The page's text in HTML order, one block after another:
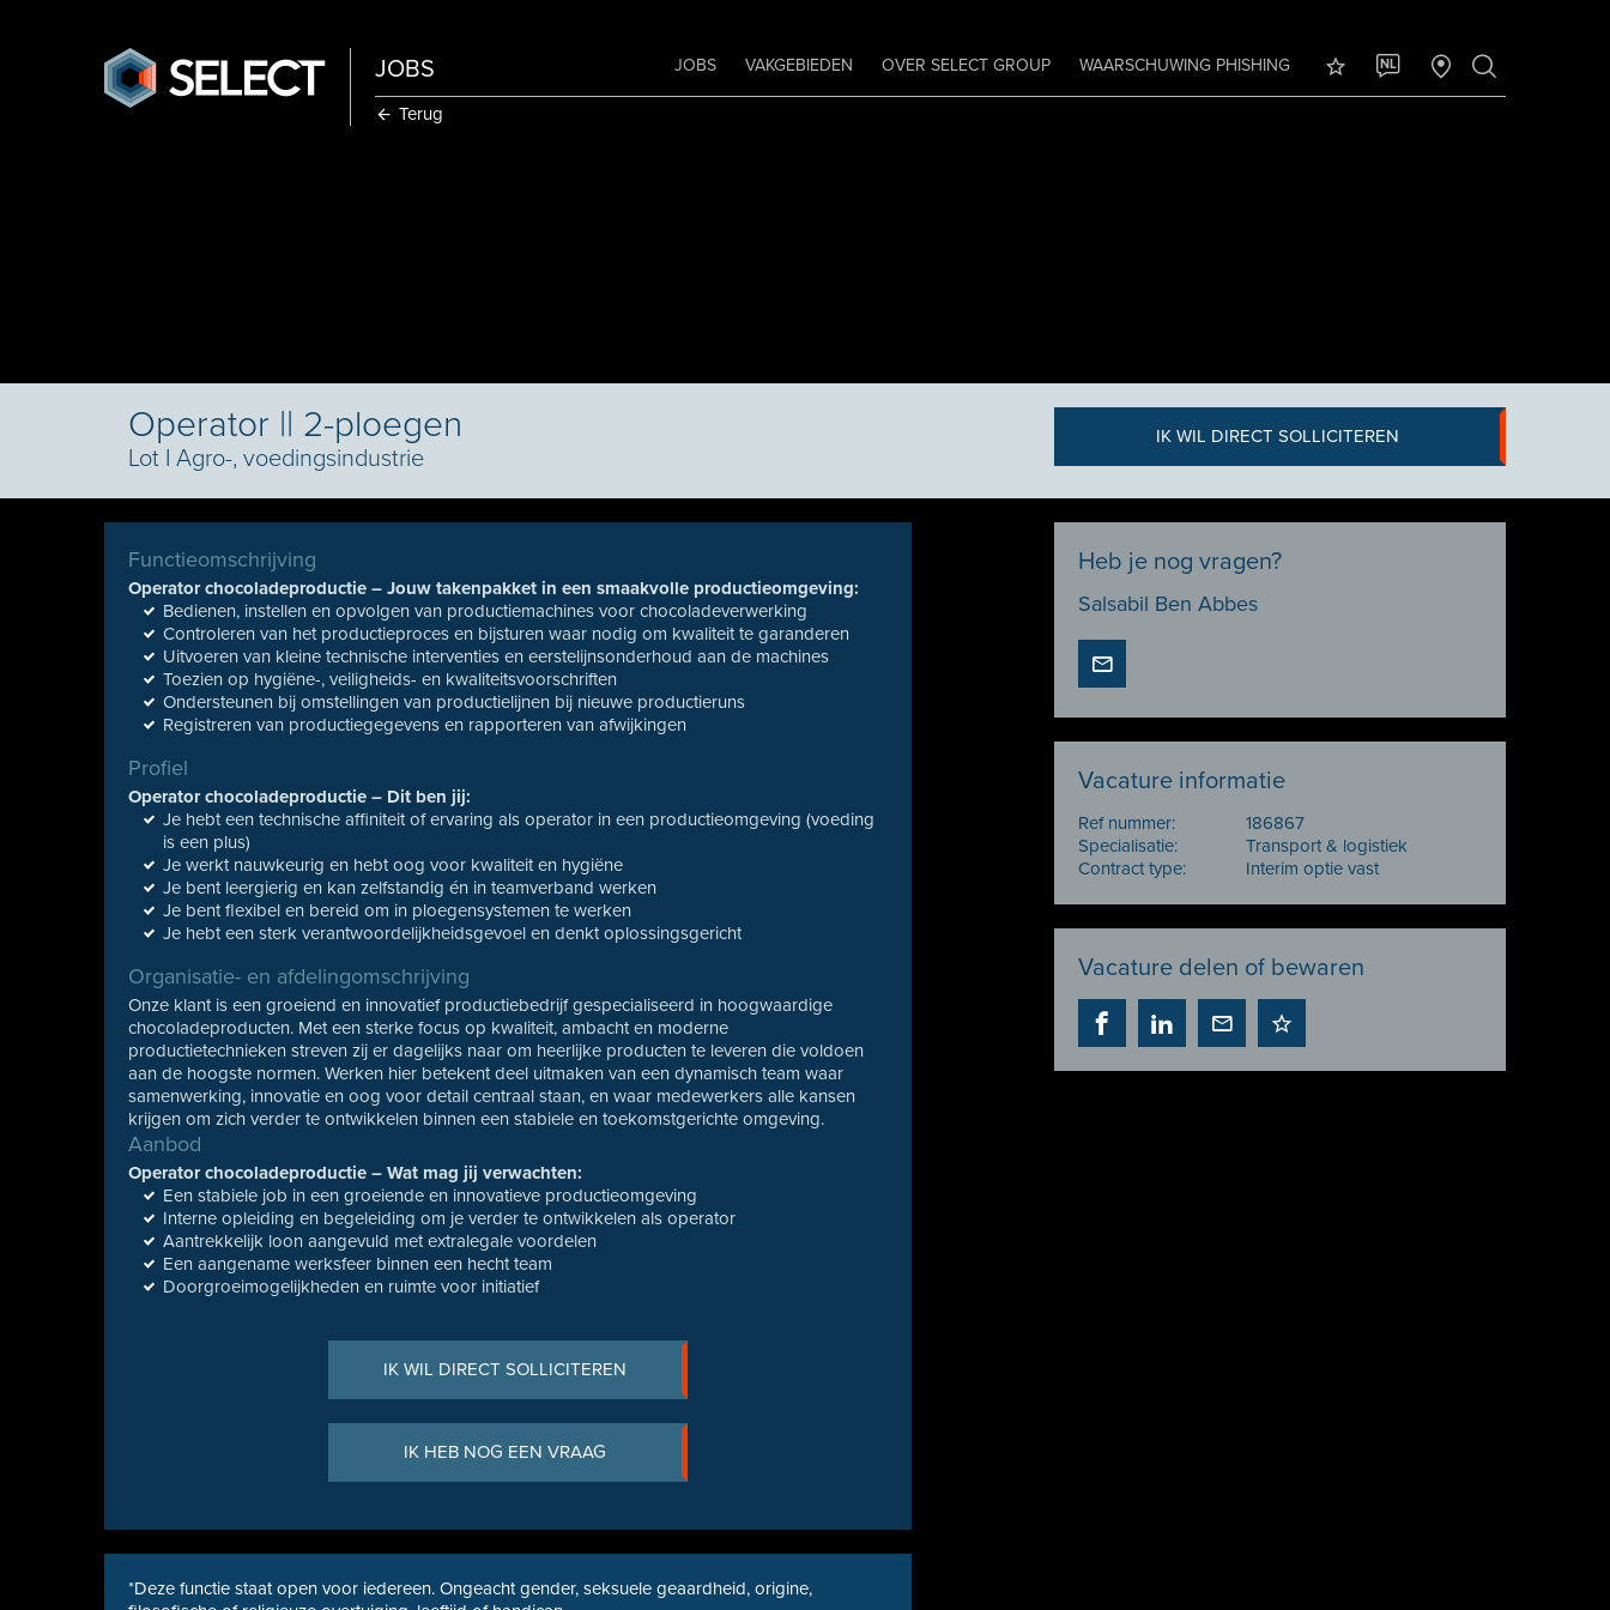
JOBS JOBS VAKGEBIEDEN OVER SELECT GROUP WAARSCHUWING PHISHING NL
Terug
Operator || 2-ploegen
Lot I Agro-, voedingsindustrie
IK WIL DIRECT SOLLICITEREN
Functieomschrijving
Operator chocoladeproductie – Jouw takenpakket in een smaakvolle productieomgeving:
Bedienen, instellen en opvolgen van productiemachines voor chocoladeverwerking
Controleren van het productieproces en bijsturen waar nodig om kwaliteit te garanderen
Uitvoeren van kleine technische interventies en eerstelijnsonderhoud aan de machines
Toezien op hygiëne-, veiligheids- en kwaliteitsvoorschriften
Ondersteunen bij omstellingen van productielijnen bij nieuwe productieruns
Registreren van productiegegevens en rapporteren van afwijkingen
Profiel
Operator chocoladeproductie – Dit ben jij:
Je hebt een technische affiniteit of ervaring als operator in een productieomgeving (voeding
is een plus)
Je werkt nauwkeurig en hebt oog voor kwaliteit en hygiëne
Je bent leergierig en kan zelfstandig én in teamverband werken
Je bent flexibel en bereid om in ploegensystemen te werken
Je hebt een sterk verantwoordelijkheidsgevoel en denkt oplossingsgericht
Organisatie- en afdelingomschrijving
Onze klant is een groeiend en innovatief productiebedrijf gespecialiseerd in hoogwaardige
chocoladeproducten. Met een sterke focus op kwaliteit, ambacht en moderne
productietechnieken streven zij er dagelijks naar om heerlijke producten te leveren die voldoen
aan de hoogste normen. Werken hier betekent deel uitmaken van een dynamisch team waar
samenwerking, innovatie en oog voor detail centraal staan, en waar medewerkers alle kansen
krijgen om zich verder te ontwikkelen binnen een stabiele en toekomstgerichte omgeving.
Aanbod
Operator chocoladeproductie – Wat mag jij verwachten:
Een stabiele job in een groeiende en innovatieve productieomgeving
Interne opleiding en begeleiding om je verder te ontwikkelen als operator
Aantrekkelijk loon aangevuld met extralegale voordelen
Een aangename werksfeer binnen een hecht team
Doorgroeimogelijkheden en ruimte voor initiatief
IK WIL DIRECT SOLLICITEREN
IK HEB NOG EEN VRAAG
*Deze functie staat open voor iedereen. Ongeacht gender, seksuele geaardheid, origine,
Heb je nog vragen?
Salsabil Ben Abbes
Vacature informatie
Ref nummer:
186867
Specialisatie:
Transport & logistiek
Contract type:
Interim optie vast
Vacature delen of bewaren